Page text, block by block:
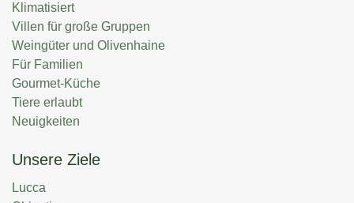
Klimatisiert
Villen für große Gruppen
Weingüter und Olivenhaine
Für Familien
Gourmet-Küche
Tiere erlaubt
Neuigkeiten
Unsere Ziele
Lucca